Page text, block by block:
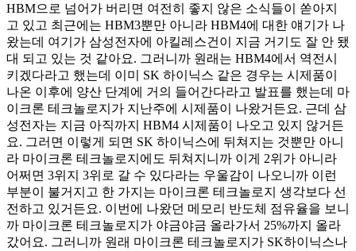
HBM으로 넘어가 버리면 여전히 좋지 않은 소식들이 쏟아지
고 있고 최근에는 HBM3뿐만 아니라 HBM4에 대한 얘기가 나
왔는데 여기가 삼성전자에 아킬레스건이 지금 거기도 잘 안 됐
대 되고 있는 것 같아요. 그러니까 원래는 HBM4에서 역전시
키겠다라고 했는데 이미 SK 하이닉스 같은 경우는 시제품이
나온 이후에 양산 단계에 거의 들어간다라고 발표를 했는데 마
이크론 테크놀로지가 지난주에 시제품이 나왔거든요. 근데 삼
성전자는 지금 아직까지 HBM4 시제품이 나오고 있지 않거든
요. 그러면 이렇게 되면 SK 하이닉스에 뒤쳐지는 것뿐만 아니
라 마이크론 테크놀로지에도 뒤쳐지니까 이게 2위가 아니라
어쩌면 3위지 3위로 갈 수 있다라는 우울감이 나오니까 이런
부분이 불거지고 한 가지는 마이크론 테크놀로지 생각보다 선
전하고 있거든요. 이번에 나왔던 메모리 반도체 점유율을 보니
까 마이크론 테크놀로지가 야금야금 올라가서 25%까지 올라
갔어요. 그러니까 원래 마이크론 테크놀로지가 SK하이닉스나